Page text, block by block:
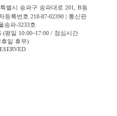
별시 송파구 송파대로 201, B동
등록번호 218-87-02390 | 통신판
송파-3233호
(평일 10:00~17:00 / 점심시간
휴일 휴무)